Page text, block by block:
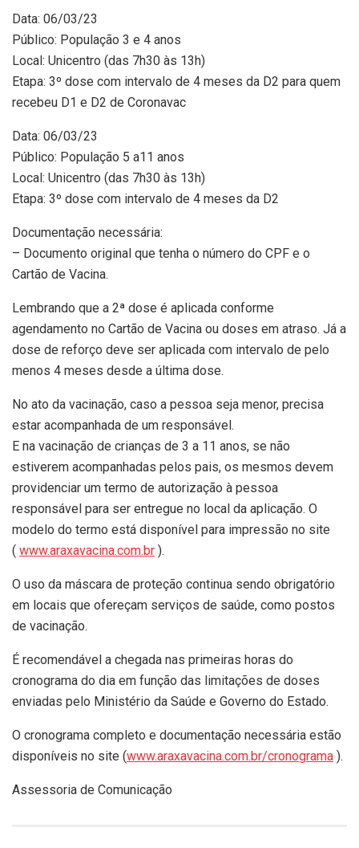
Data: 06/03/23
Público: População 3 e 4 anos
Local: Unicentro (das 7h30 às 13h)
Etapa: 3º dose com intervalo de 4 meses da D2 para quem
recebeu D1 e D2 de Coronavac
Data: 06/03/23
Público: População 5 a11 anos
Local: Unicentro (das 7h30 às 13h)
Etapa: 3º dose com intervalo de 4 meses da D2
Documentação necessária:
– Documento original que tenha o número do CPF e o
Cartão de Vacina.
Lembrando que a 2ª dose é aplicada conforme
agendamento no Cartão de Vacina ou doses em atraso. Já a
dose de reforço deve ser aplicada com intervalo de pelo
menos 4 meses desde a última dose.
No ato da vacinação, caso a pessoa seja menor, precisa
estar acompanhada de um responsável.
E na vacinação de crianças de 3 a 11 anos, se não
estiverem acompanhadas pelos pais, os mesmos devem
providenciar um termo de autorização à pessoa
responsável para ser entregue no local da aplicação. O
modelo do termo está disponível para impressão no site
( www.araxavacina.com.br ).
O uso da máscara de proteção continua sendo obrigatório
em locais que ofereçam serviços de saúde, como postos
de vacinação.
É recomendável a chegada nas primeiras horas do
cronograma do dia em função das limitações de doses
enviadas pelo Ministério da Saúde e Governo do Estado.
O cronograma completo e documentação necessária estão
disponíveis no site (www.araxavacina.com.br/cronograma ).
Assessoria de Comunicação